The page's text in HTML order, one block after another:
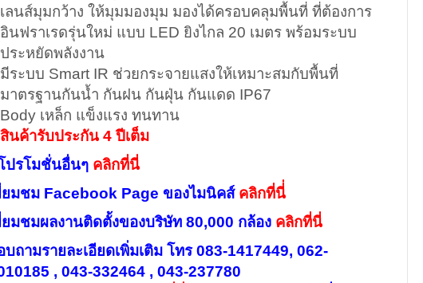
เลนส์มุมกว้าง ให้มุมมองมุม มองได้ครอบคลุมพื้นที่ ที่ต้องการ
อินฟราเรดรุ่นใหม่ แบบ LED ยิงไกล 20 เมตร พร้อมระบบ
ประหยัดพลังงาน
มีระบบ Smart IR ช่วยกระจายแสงให้เหมาะสมกับพื้นที่
มาตรฐานกันน้ำ กันฝน กันฝุ่น กันแดด IP67
Body เหล็ก แข็งแรง ทนทาน
สินค้ารับประกัน 4 ปีเต็ม
ปรโมชั่นอื่นๆ คลิกที่นี่
ยมชม Facebook Page ของไมนิคส์คลิกที่นี่่
ยมชมผลงานติดตั้งของบริษัท 80,000 กล้อง คลิกที่นี่
บถามรายละเอียดเพิ่มเติม โทร 083-1417449, 062-
, 043-332464 , 043-237780